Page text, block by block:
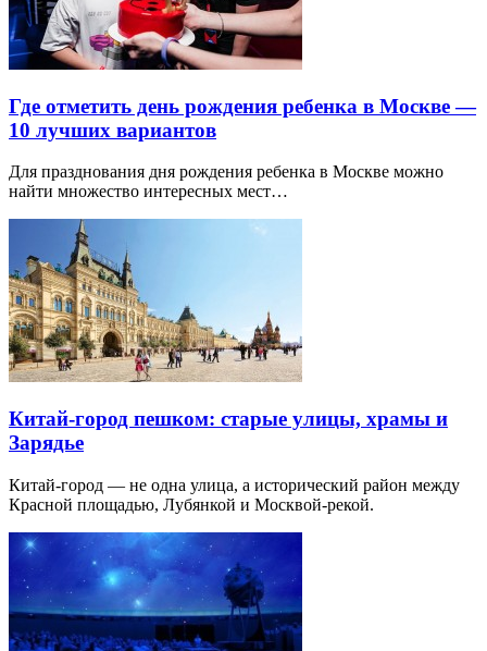
Где отметить день рождения ребенка в Москве —
10 лучших вариантов
Для празднования дня рождения ребенка в Москве можно
найти множество интересных мест…
Китай-город пешком: старые улицы, храмы и
Зарядье
Китай-город — не одна улица, а исторический район между
Красной площадью, Лубянкой и Москвой-рекой.